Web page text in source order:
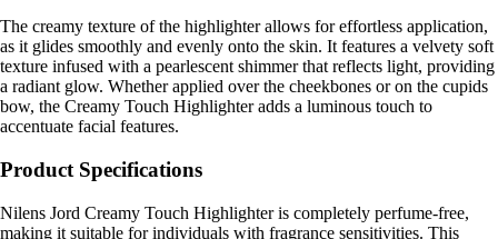
The creamy texture of the highlighter allows for effortless application,
as it glides smoothly and evenly onto the skin. It features a velvety soft
texture infused with a pearlescent shimmer that reflects light, providing
a radiant glow. Whether applied over the cheekbones or on the cupids
bow, the Creamy Touch Highlighter adds a luminous touch to
accentuate facial features.
Product Specifications
Nilens Jord Creamy Touch Highlighter is completely perfume-free,
making it suitable for individuals with fragrance sensitivities. This